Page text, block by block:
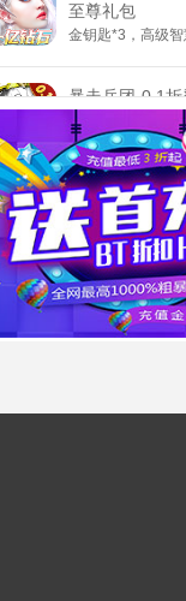
冲刺礼包
延期礼包
高级召唤券*10
首充礼包